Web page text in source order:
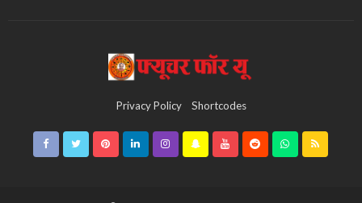
Privacy Policy Shortcodes